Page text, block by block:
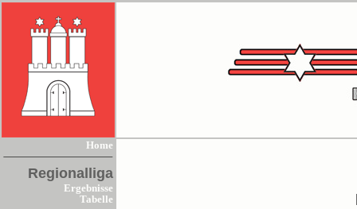
Home
Regionalliga
Ergebnisse
Tabelle